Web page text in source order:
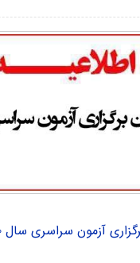
آزمون سراسری سال ۱۴۰۰